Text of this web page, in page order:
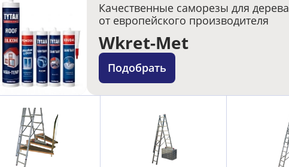
Качественные саморезы для дерева
от европейского производителя
Wkret-Met
Подобрать